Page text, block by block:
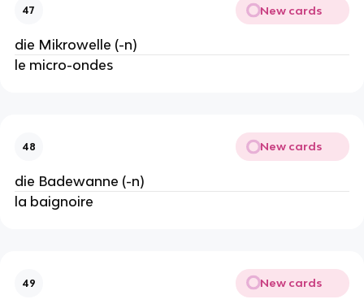
47 New cards
die Mikrowelle (-n)
le micro-ondes
48 New cards
die Badewanne (-n)
la baignoire
49 New cards